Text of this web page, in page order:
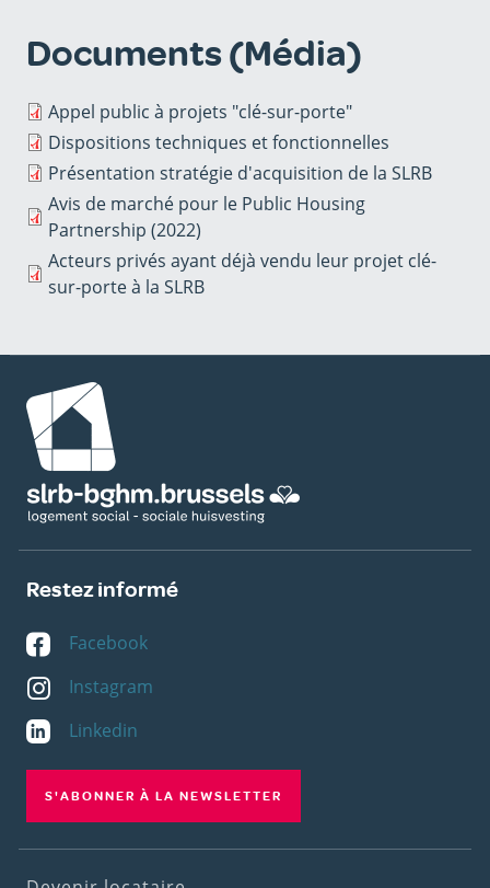
Documents (Média)
Appel public à projets "clé-sur-porte"
Dispositions techniques et fonctionnelles
Présentation stratégie d'acquisition de la SLRB
Avis de marché pour le Public Housing
Partnership (2022)
Acteurs privés ayant déjà vendu leur projet clé-
sur-porte à la SLRB
Image
Restez informé
Facebook
Instagram
Linkedin
S'ABONNER À LA NEWSLETTER